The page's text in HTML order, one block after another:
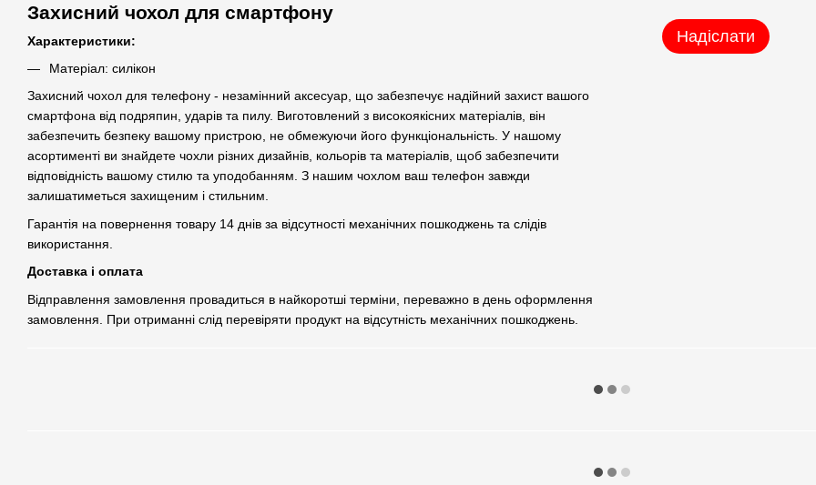
Захисний чохол для смартфону
Характеристики:
Матеріал: силікон
Захисний чохол для телефону - незамінний аксесуар, що забезпечує надійний захист вашого
смартфона від подряпин, ударів та пилу. Виготовлений з високоякісних матеріалів, він
забезпечить безпеку вашому пристрою, не обмежуючи його функціональність. У нашому
асортименті ви знайдете чохли різних дизайнів, кольорів та матеріалів, щоб забезпечити
відповідність вашому стилю та уподобанням. З нашим чохлом ваш телефон завжди
залишатиметься захищеним і стильним.
Гарантія на повернення товару 14 днів за відсутності механічних пошкоджень та слідів
використання.
Доставка і оплата
Відправлення замовлення провадиться в найкоротші терміни, переважно в день оформлення
замовлення. При отриманні слід перевіряти продукт на відсутність механічних пошкоджень.
Надіслати